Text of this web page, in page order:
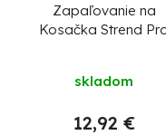
Zapaľovanie na
Kosačka Strend
skladom
12,92 €